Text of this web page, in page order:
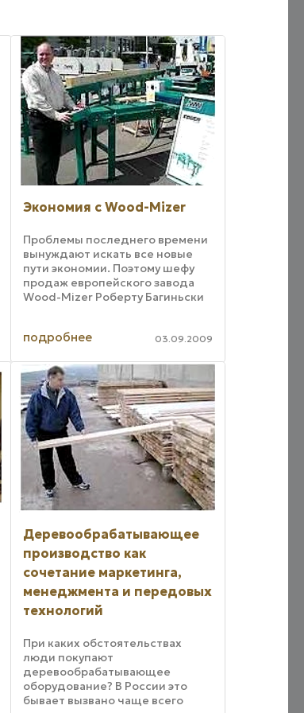
Экономия с Wood-Mizer
Проблемы последнего времени
вынуждают искать все новые
пути экономии. Поэтому шефу
продаж европейского завода
Wood-Mizer Роберту Багиньски
или иные нюансы эксплуатации
подробнее 03.09.2009
Деревообрабатывающее
производство как
сочетание маркетинга,
менеджмента и передовых
технологий
При каких обстоятельствах
люди покупают
деревообрабатывающее
оборудование? В России это
бывает вызвано чаще всего